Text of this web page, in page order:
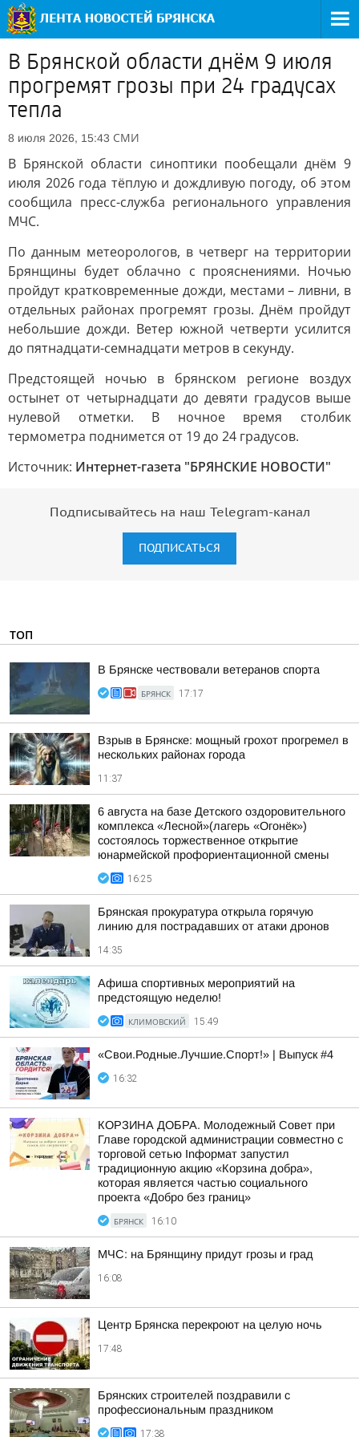
В Брянской области днём 9 июля
прогремят грозы при 24 градусах
тепла
8 июля 2026, 15:43 СМИ
В Брянской области синоптики пообещали днём 9
июля 2026 года тёплую и дождливую погоду, об этом
сообщила пресс-служба регионального управления
МЧС.
По данным метеорологов, в четверг на территории
Брянщины будет облачно с прояснениями. Ночью
пройдут кратковременные дожди, местами – ливни, в
отдельных районах прогремят грозы. Днём пройдут
небольшие дожди. Ветер южной четверти усилится
до пятнадцати-семнадцати метров в секунду.
Предстоящей ночью в брянском регионе воздух
остынет от четырнадцати до девяти градусов выше
нулевой отметки. В ночное время столбик
термометра поднимется от 19 до 24 градусов.
Источник: Интернет-газета "БРЯНСКИЕ НОВОСТИ"
Подписывайтесь на наш Telegram-канал
ПОДПИСАТЬСЯ
ТОП
В Брянске чествовали ветеранов спорта
БРЯНСК 17:17
Взрыв в Брянске: мощный грохот прогремел в
нескольких районах города
11:37
6 августа на базе Детского оздоровительного
комплекса «Лесной»(лагерь «Огонёк»)
состоялось торжественное открытие
юнармейской профориентационной смены
16:25
Брянская прокуратура открыла горячую
линию для пострадавших от атаки дронов
14:35
Афиша спортивных мероприятий на
предстоящую неделю!
КЛИМОВСКИЙ 15:49
«Свои.Родные.Лучшие.Спорт!» | Выпуск #4
16:32
КОРЗИНА ДОБРА. Молодежный Совет при
Главе городской администрации совместно с
торговой сетью Inформат запустил
традиционную акцию «Корзина добра»,
которая является частью социального
проекта «Добро без границ»
БРЯНСК 16:10
МЧС: на Брянщину придут грозы и град
16:08
Центр Брянска перекроют на целую ночь
17:48
Брянских строителей поздравили с
профессиональным праздником
17:38